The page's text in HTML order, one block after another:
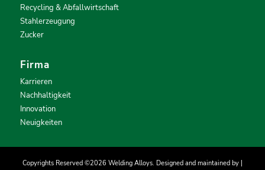
Recycling & Abfallwirtschaft
Stahlerzeugung
Zucker
Firma
Karrieren
Nachhaltigkeit
Innovation
Neuigkeiten
Copyrights Reserved ©2026 Welding Alloys. Designed and maintained by |